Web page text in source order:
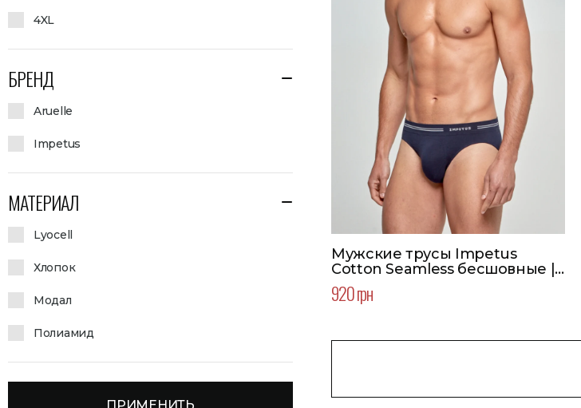
4XL
БРЕНД
Aruelle
Impetus
МАТЕРИАЛ
Lyocell
Хлопок
Модал
Полиамид
Мужские трусы Impetus
Cotton Seamless бесшовные |
Цвет синий
920 грн